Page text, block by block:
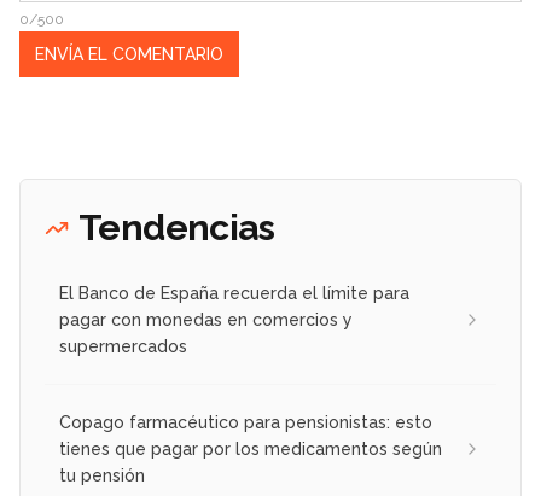
0/500
Tendencias
El Banco de España recuerda el límite para
pagar con monedas en comercios y
supermercados
Copago farmacéutico para pensionistas: esto
tienes que pagar por los medicamentos según
tu pensión